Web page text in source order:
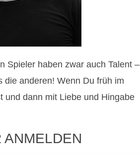
Spieler haben zwar auch Talent –
die anderen! Wenn Du früh im
und dann mit Liebe und Hingabe